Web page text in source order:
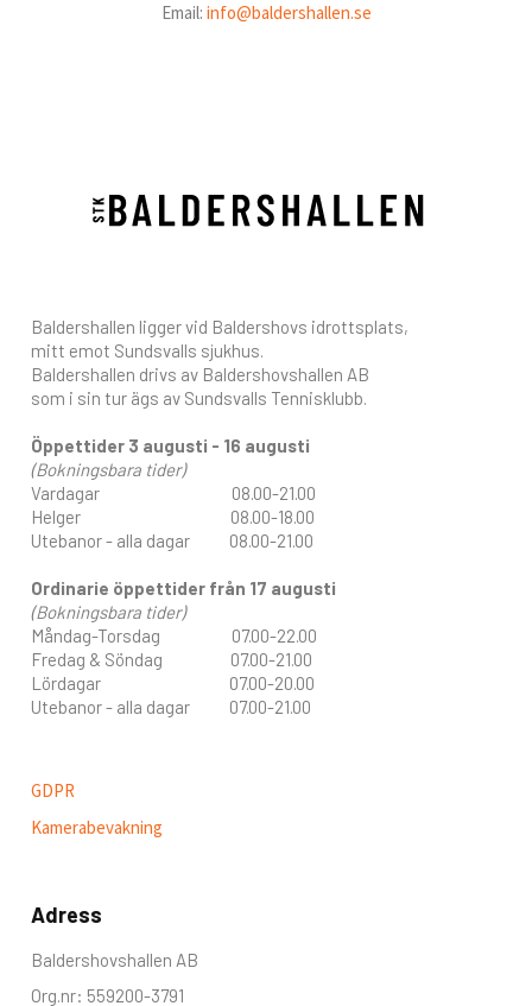
Email: info@baldershallen.se
Baldershallen ligger vid Baldershovs idrottsplats,
mitt emot Sundsvalls sjukhus.
Baldershallen drivs av Baldershovshallen AB
som i sin tur ägs av Sundsvalls Tennisklubb.
Öppettider 3 augusti - 16 augusti
(Bokningsbara tider)
Vardagar 08.00-21.00
Helger 08.00-18.00
Utebanor - alla dagar 08.00-21.00
Ordinarie öppettider från 17 augusti
(Bokningsbara tider)
Måndag-Torsdag 07.00-22.00
Fredag & Söndag 07.00-21.00
Lördagar 07.00-20.00
Utebanor - alla dagar 07.00-21.00
GDPR
Kamerabevakning
Adress
Baldershovshallen AB
Org.nr: 559200-3791